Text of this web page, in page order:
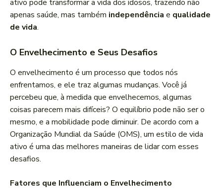
ativo pode transformar a vida dos idosos, trazendo não
apenas saúde, mas também independência e qualidade
de vida.
O Envelhecimento e Seus Desafios
O envelhecimento é um processo que todos nós
enfrentamos, e ele traz algumas mudanças. Você já
percebeu que, à medida que envelhecemos, algumas
coisas parecem mais difíceis? O equilíbrio pode não ser o
mesmo, e a mobilidade pode diminuir. De acordo com a
Organização Mundial da Saúde (OMS), um estilo de vida
ativo é uma das melhores maneiras de lidar com esses
desafios.
Fatores que Influenciam o Envelhecimento